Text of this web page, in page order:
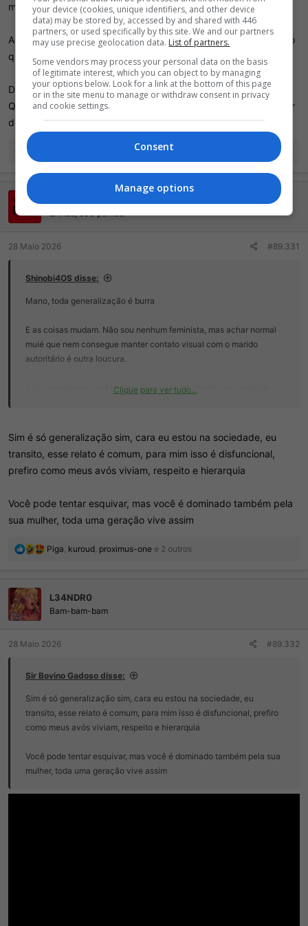
marido autoritário é outra loucura.
Acho que talvez vocês estejam enviesados devido ao conteúdo
que consomem
De gente tóxica (não só mulher) eu também quero distância.
Que um dia vocês consigam uma parceira(o) legal pra entender
do que tô falando
R
a
ç
õ
s
javagod Duque87e 3 outros
Ei mãe, 500 pontos!
28 Maio 2026 #89.331
Shinobi4OS disse:
Mano, toda generalização é burra
E as coisas mudam. Não sou nenhum feminista, mas achar normal
muié que nem consegue manter contato visual com o marido
autoritário é outra loucura.
Acho que talvez vocês estejam enviesados devido ao conteúdo
um dia vocês consigam uma parceira(o) legal pra entender do que
tô falando
Clique para ver tudo...
Sim é só generalização sim, cara eu estou na sociedade, eu
transito, esse relato é comum, para mim isso é disfuncional,
prefiro como meus avós viviam, respeito e hierarquia
Você pode tentar esquivar, mas você é dominado também pela
sua mulher, toda uma geração vive assim
R
õ
e
Piga kuroud proximus-one e 2 outros
L34NDR0
Bam-bam-bam
28 Maio 2026 #89.332
Sir Bovino Gadoso disse:
Sim é só generalização sim, cara eu estou na sociedade, eu
transito, esse relato é comum, para mim isso é disfuncional, prefiro
como meus avós viviam, respeito e hierarquia
Você pode tentar esquivar, mas você é dominado também pela sua
mulher, toda uma geração vive assim
your device (cookies, unique identifiers, and other device
data) may be stored by, accessed by and shared with 446
partners, or used specifically by this site. We and our partners
may use precise geolocation data. List of partners.
Some vendors may process your personal data on the basis
of legitimate interest, which you can object to by managing
your options below. Look for a link at the bottom of this page
or in the site menu to manage or withdraw consent in privacy
and cookie settings.
Consent
Manage options